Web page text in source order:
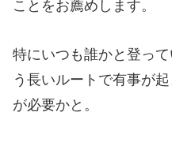
ことをお薦めします。
特にいつも誰かと登っ
う長いルートで有事が
が必要かと。